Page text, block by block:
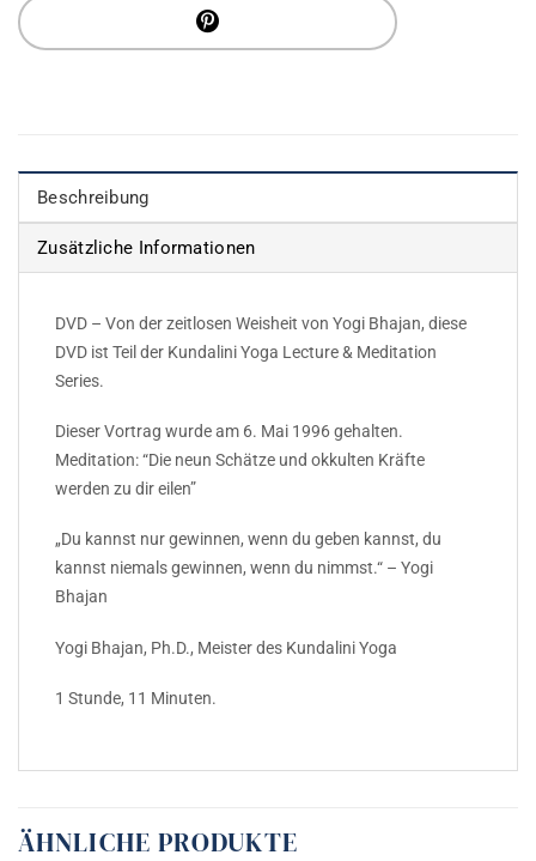
Beschreibung
Zusätzliche Informationen
DVD – Von der zeitlosen Weisheit von Yogi Bhajan, diese
DVD ist Teil der Kundalini Yoga Lecture & Meditation
Series.
Dieser Vortrag wurde am 6. Mai 1996 gehalten.
Meditation: “Die neun Schätze und okkulten Kräfte
werden zu dir eilen”
„Du kannst nur gewinnen, wenn du geben kannst, du
kannst niemals gewinnen, wenn du nimmst.“ – Yogi
Bhajan
Yogi Bhajan, Ph.D., Meister des Kundalini Yoga
1 Stunde, 11 Minuten.
ÄHNLICHE PRODUKTE